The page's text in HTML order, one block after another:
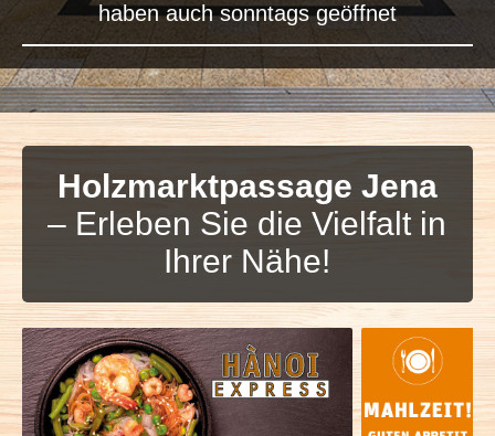
haben auch sonntags geöffnet
Holzmarktpassage Jena
– Erleben Sie die Vielfalt in
Ihrer Nähe!